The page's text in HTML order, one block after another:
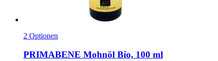
2 Optionen
PRIMABENE Mohnöl Bio, 100 ml